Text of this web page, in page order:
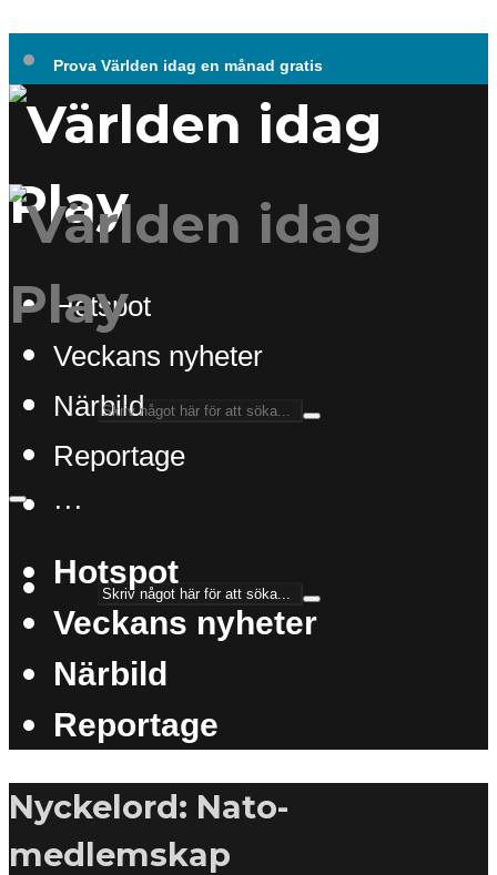
Prova Världen idag en månad gratis
Hotspot
Veckans nyheter
Närbild
Reportage
···
Hotspot
Veckans nyheter
Närbild
Reportage
Nyckelord: Nato-
medlemskap